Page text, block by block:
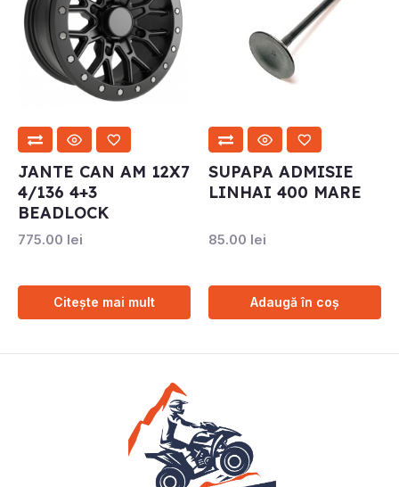
JANTE CAN AM 12X7
4/136 4+3
BEADLOCK
775.00 lei
Citește mai mult
SUPAPA ADMISIE
LINHAI 400 MARE
85.00 lei
Adaugă în coș